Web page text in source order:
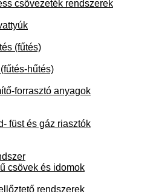
csővezeték rendszerek
(fűtés)
hűtés)
forrasztó anyagok
füst és gáz riasztók
csövek és idomok
rendszerek